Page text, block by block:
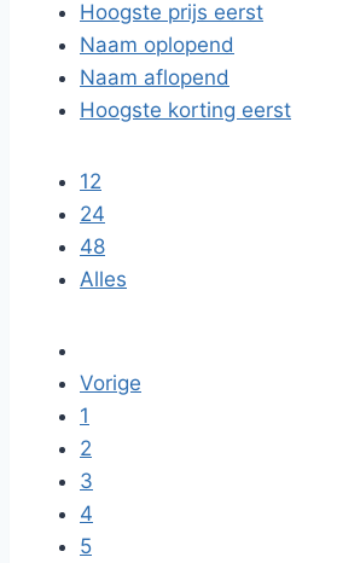
Hoogste prijs eerst
Naam oplopend
Naam aflopend
Hoogste korting eerst
12
24
48
Alles
Vorige
1
2
3
4
5